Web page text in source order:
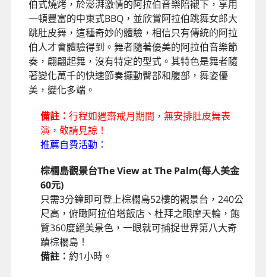
伯式燒烤，於澎湃激情的阿拉伯音樂陪襯下，享用
一頓豐富的中東式BBQ，並欣賞阿拉伯跳舞女郎大
跳肚皮舞，這種奇妙的體驗，相信只有傳統的阿拉
伯人才會體驗得到。舞者隨著優美的阿拉伯音樂節
奏，翩翩起舞，沒有特定的型式。其特色是舞者隨
著變化萬千的快速節奏擺動臀部和腹部，舞姿優
美，變化多端。
備註： 行程如遇齋戒月期間，無安排肚皮舞表
演，敬請見諒！
推薦自費活動：
棕櫚島觀景台The View at The Palm(每人美金
60元)
只需3分鐘即可登上棕櫚島52樓的觀景台，240公
尺高，俯瞰阿拉伯塔飯店、杜拜之眼摩天輪，飽
覽360度絕美景色，一眼就可捕捉世界第八大奇
蹟棕櫚島！
備註： 約1小時。